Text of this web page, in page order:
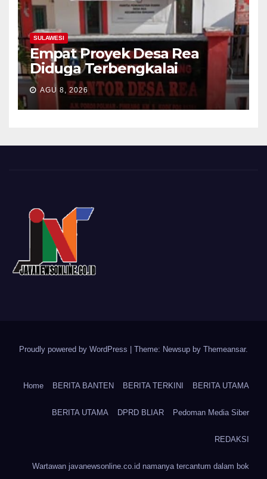
SULAWESI
Empat Proyek Desa Rea
Diduga Terbengkalai
AGU 8, 2026
Proudly powered by WordPress | Theme: Newsup by Themeansar.
Home BERITA BANTEN BERITA TERKINI BERITA UTAMA
BERITA UTAMA DPRD BLIAR Pedoman Media Siber
REDAKSI
Wartawan javanewsonline.co.id namanya tercantum dalam bok